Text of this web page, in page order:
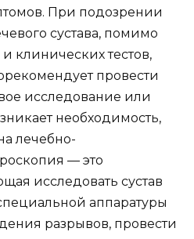
При подозрении
сустава, помимо
клинических тестов,
провести
исследование или
необходимость,
лечебно-
— это
исследовать сустав
аппаратуры
разрывов, провести